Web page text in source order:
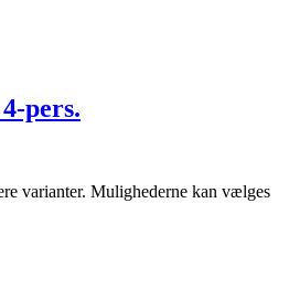
pers.
varianter. Mulighederne kan vælges